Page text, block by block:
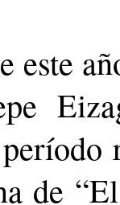
este
de